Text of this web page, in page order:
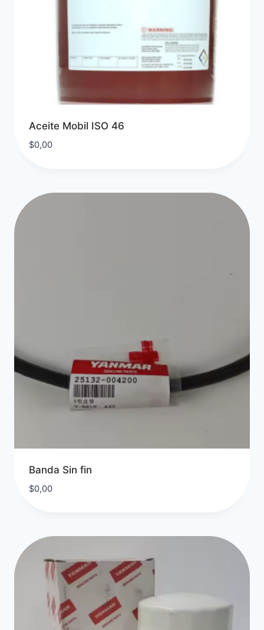
Aceite Mobil ISO 46
$0,00
Banda Sin fin
$0,00